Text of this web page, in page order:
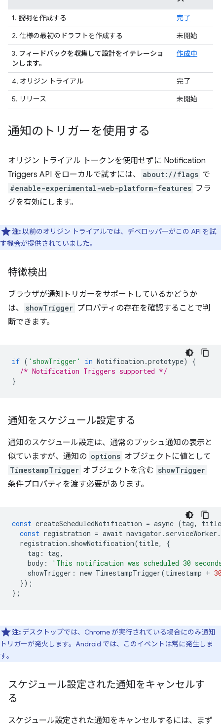
1. 説明を作成する
完了
2. 仕様の最初のドラフトを作成する
未開始
3. フィードバックを収集して設計をイテレーショ
ンします。
作成中
4. オリジン トライアル
完了
5. リリース
未開始
通知のトリガーを使用する
オリジン トライアル トークンを使用せずに Notification
Triggers API をローカルで試すには、
about://flags で
#enable-experimental-web-platform-features フラ
グを有効にします。
注:以前のオリジン トライアルでは、デベロッパーがこの API を試
す機会が提供されていました。
特徴検出
ブラウザが通知トリガーをサポートしているかどうか
は、
showTrigger プロパティの存在を確認することで判
断できます。
if ( 'showTrigger' in Notification .prototype)
{
/* Notification Triggers supported */
}
通知をスケジュール設定する
通知のスケジュール設定は、通常のプッシュ通知の表示と
似ていますが、通知の options オブジェクトに値として
TimestampTrigger オブジェクトを含む showTrigger
条件プロパティを渡す必要があります。
const createScheduledNotification = async (tag,
title
const registration = await navigator . serviceWorker .
registration . showNotification(title,
{
tag : tag,
body :
'This notification was scheduled 30
showTrigger : new TimestampTrigger(timestamp +
});
};
注: デスクトップでは、Chrome が実行されている場合にのみ通知
トリガーが発火します。Android では、このイベントは常に発生しま
す。
スケジュール設定された通知をキャンセルす
る
スケジュール設定された通知をキャンセルするには、まず